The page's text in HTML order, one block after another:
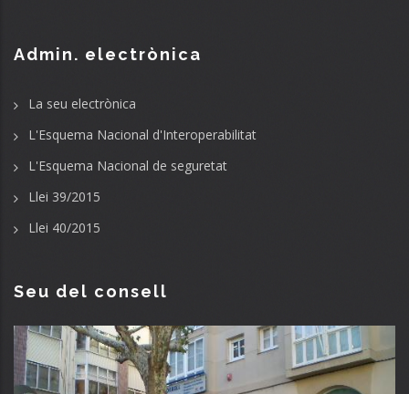
Admin. electrònica
La seu electrònica
L'Esquema Nacional d'Interoperabilitat
L'Esquema Nacional de seguretat
Llei 39/2015
Llei 40/2015
Seu del consell